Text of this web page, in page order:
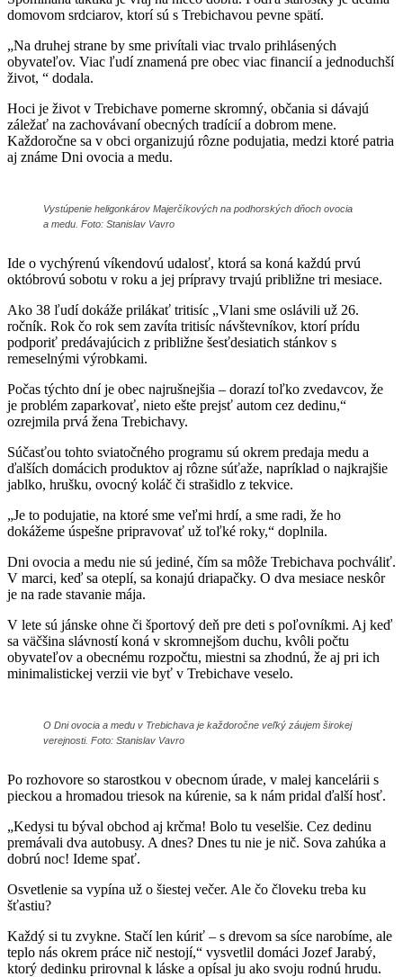
domovom srdciarov, ktorí sú s Trebichavou pevne spätí.
„Na druhej strane by sme privítali viac trvalo prihlásených
obyvateľov. Viac ľudí znamená pre obec viac financií a jednoduchší
život, “ dodala.
Hoci je život v Trebichave pomerne skromný, občania si dávajú
záležať na zachovávaní obecných tradícií a dobrom mene.
Každoročne sa v obci organizujú rôzne podujatia, medzi ktoré patria
aj známe Dni ovocia a medu.
Vystúpenie heligonkárov Majerčíkových na podhorských dňoch ovocia
a medu. Foto: Stanislav Vavro
Ide o vychýrenú víkendovú udalosť, ktorá sa koná každú prvú
októbrovú sobotu v roku a jej prípravy trvajú približne tri mesiace.
Ako 38 ľudí dokáže prilákať tritisíc „Vlani sme oslávili už 26.
ročník. Rok čo rok sem zavíta tritisíc návštevníkov, ktorí prídu
podporiť predávajúcich z približne šesťdesiatich stánkov s
remeselnými výrobkami.
Počas týchto dní je obec najrušnejšia – dorazí toľko zvedavcov, že
je problém zaparkovať, nieto ešte prejsť autom cez dedinu,“
ozrejmila prvá žena Trebichavy.
Súčasťou tohto sviatočného programu sú okrem predaja medu a
ďalších domácich produktov aj rôzne súťaže, napríklad o najkrajšie
jablko, hrušku, ovocný koláč či strašidlo z tekvice.
„Je to podujatie, na ktoré sme veľmi hrdí, a sme radi, že ho
dokážeme úspešne pripravovať už toľké roky,“ doplnila.
Dni ovocia a medu nie sú jediné, čím sa môže Trebichava pochváliť.
V marci, keď sa oteplí, sa konajú driapačky. O dva mesiace neskôr
je na rade stavanie mája.
V lete sú jánske ohne či športový deň pre deti s poľovníkmi. Aj keď
sa väčšina slávností koná v skromnejšom duchu, kvôli počtu
obyvateľov a obecnému rozpočtu, miestni sa zhodnú, že aj pri ich
minimalistickej verzii vie byť v Trebichave veselo.
O Dni ovocia a medu v Trebichava je každoročne veľký záujem širokej
verejnosti. Foto: Stanislav Vavro
Po rozhovore so starostkou v obecnom úrade, v malej kancelárii s
pieckou a hromadou triesok na kúrenie, sa k nám pridal ďalší hosť.
„Kedysi tu býval obchod aj krčma! Bolo tu veselšie. Cez dedinu
premávali dva autobusy. A dnes? Dnes tu nie je nič. Sova zahúka a
dobrú noc! Ideme spať.
Osvetlenie sa vypína už o šiestej večer. Ale čo človeku treba ku
šťastiu?
Každý si tu zvykne. Stačí len kúriť – s drevom sa síce narobíme, ale
teplo nás okrem práce nič nestojí,“ vysvetlil domáci Jozef Jarabý,
ktorý dedinku prirovnal k láske a opísal ju ako svoju rodnú hrudu.